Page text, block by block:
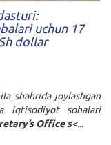
uchun 17
dollar
shahrida joylashgan
iqtisodiyot sohalari
Office s<...